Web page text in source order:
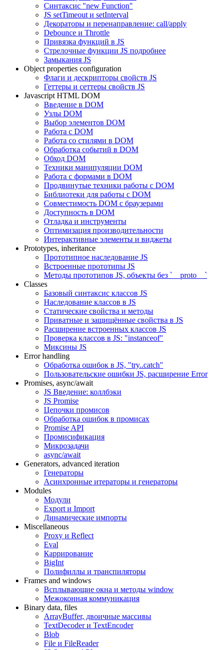
Синтаксис "new Function"
JS setTimeout и setInterval
Декораторы и перенаправление: call/apply
Debounce и Throttle
Привязка функций в JS
Стрелочные функции JS подробнее
Замыкания JS
Object properties configuration
Флаги и дескрипторы свойств JS
Геттеры и сеттеры свойств JS
Javascript HTML DOM
Введение в DOM
Узлы DOM
Выбор элементов DOM
Работа с DOM
Работа со стилями в DOM
Обработка событий в DOM
Обход DOM
Техники манипуляции DOM
Работа с формами в DOM
Продвинутые техники работы с DOM
Библиотеки для работы с DOM
Совместимость DOM с браузерами
Доступность в DOM
Отладка и инструменты
Оптимизация производительности
Интерактивные элементы и виджеты
Prototypes, inheritance
Прототипное наследование JS
Встроенные прототипы JS
Методы прототипов JS, объекты без `__proto__`
Classes
Базовый синтаксис классов JS
Наследование классов в JS
Статические свойства и методы
Приватные и защищённые свойства в JS
Расширение встроенных классов JS
Проверка классов в JS: "instanceof"
Миксины JS
Error handling
Обработка ошибок в JS, "try..catch"
Пользовательские ошибки JS, расширение Error
Promises, async/await
JS Введение: коллбэки
JS Promise
Цепочки промисов
Обработка ошибок в промисах
Promise API
Промисификация
Микрозадачи
async/await
Generators, advanced iteration
Генераторы
Асинхронные итераторы и генераторы
Modules
Модули
Export и Import
Динамические импорты
Miscellaneous
Proxy и Reflect
Eval
Каррирование
BigInt
Полифиллы и транспиляторы
Frames and windows
Всплывающие окна и методы window
Межоконная коммуникация
Binary data, files
ArrayBuffer, двоичные массивы
TextDecoder и TextEncoder
Blob
File и FileReader